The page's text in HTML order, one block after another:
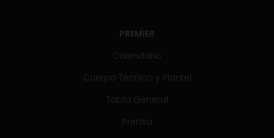
PREMIER
Calendario
Cuerpo Técnico y Plantel
Tabla General
Prensa